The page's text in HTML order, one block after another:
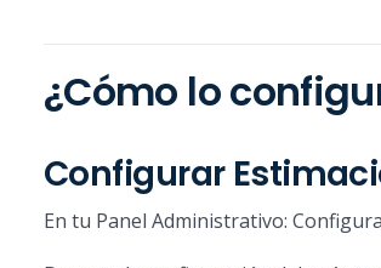
¿Cómo lo
Configurar
En tu Panel Administrativo: